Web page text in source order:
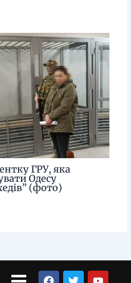
ГРУ, яка
Одесу
(фото)
Menu
F
T
Y